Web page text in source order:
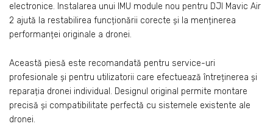
electronice. Instalarea unui IMU module nou pentru DJI Mavic Air
2 ajută la restabilirea funcționării corecte și la menținerea
performanței originale a dronei.
Această piesă este recomandată pentru service-uri
profesionale și pentru utilizatorii care efectuează întreținerea și
reparația dronei individual. Designul original permite montare
precisă și compatibilitate perfectă cu sistemele existente ale
dronei.